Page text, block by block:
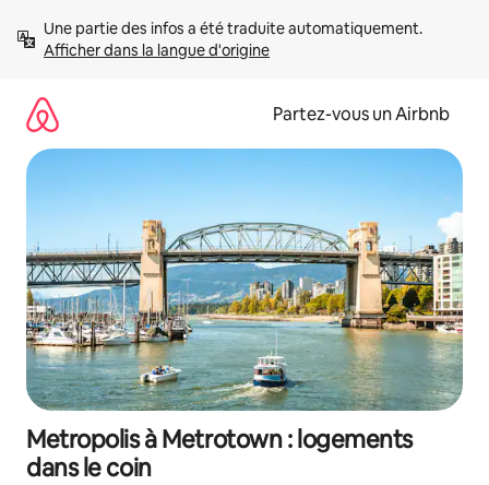
directement
Afficher dans la langue d'origine
Partez-vous un Airbnb
Metropolis à Metrotown : logements
dans le coin